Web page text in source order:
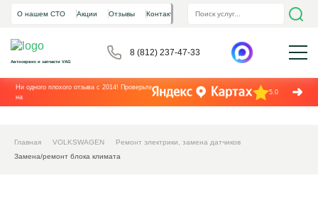
О нашем СТО Акции Отзывы Контакты
Автосервис и запчасти VAG
8 (812) 237-47-33
Ни одного плохого отзыва с 2014! Проверьте
на
5.0
Главная VOLKSWAGEN
Ремонт электрики, замена датчиков
Замена/ремонт блока климата